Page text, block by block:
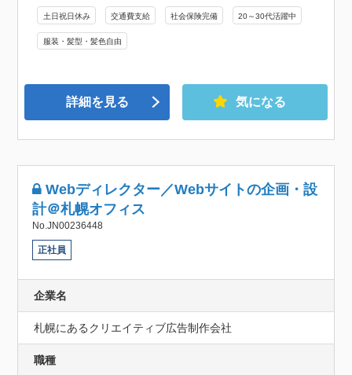
土日祝日休み 交通費支給 社会保険完備 20～30代活躍中
服装・髪型・髪色自由
詳細を見る 気になる
Webディレクター／Webサイトの企画・設
計＠札幌オフィス
No.JN00236448
正社員
企業名
札幌にあるクリエイティブ広告制作会社
職種